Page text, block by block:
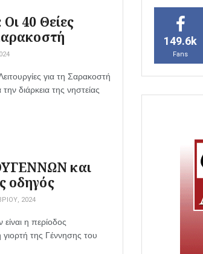
40 Θείες
για τη Σαρακοστή
διάρκεια της νηστείας
και
οδηγός
2024
η περίοδος
της Γέννησης του
149.6k
Fans